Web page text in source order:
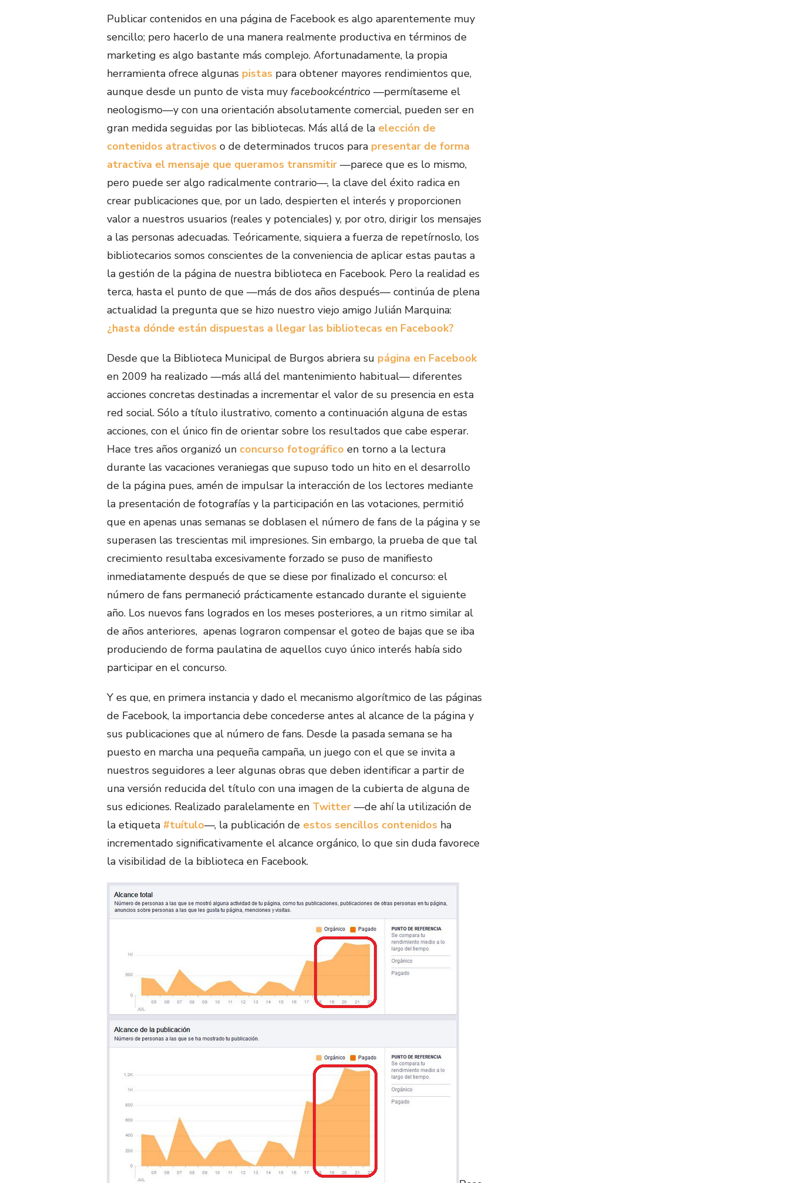
Publicar contenidos en una página de Facebook es algo aparentemente muy
sencillo; pero hacerlo de una manera realmente productiva en términos de
marketing es algo bastante más complejo. Afortunadamente, la propia
herramienta ofrece algunas pistas para obtener mayores rendimientos que,
aunque desde un punto de vista muy facebookcéntrico —permítaseme el
neologismo—y con una orientación absolutamente comercial, pueden ser en
gran medida seguidas por las bibliotecas. Más allá de la elección de
contenidos atractivos o de determinados trucos para presentar de forma
atractiva el mensaje que queramos transmitir —parece que es lo mismo,
pero puede ser algo radicalmente contrario—, la clave del éxito radica en
crear publicaciones que, por un lado, despierten el interés y proporcionen
valor a nuestros usuarios (reales y potenciales) y, por otro, dirigir los mensajes
a las personas adecuadas. Teóricamente, siquiera a fuerza de repetírnoslo, los
bibliotecarios somos conscientes de la conveniencia de aplicar estas pautas a
la gestión de la página de nuestra biblioteca en Facebook. Pero la realidad es
terca, hasta el punto de que —más de dos años después— continúa de plena
actualidad la pregunta que se hizo nuestro viejo amigo Julián Marquina:
¿hasta dónde están dispuestas a llegar las bibliotecas en Facebook?
Desde que la Biblioteca Municipal de Burgos abriera su página en Facebook
en 2009 ha realizado —más allá del mantenimiento habitual— diferentes
acciones concretas destinadas a incrementar el valor de su presencia en esta
red social. Sólo a título ilustrativo, comento a continuación alguna de estas
acciones, con el único fin de orientar sobre los resultados que cabe esperar.
Hace tres años organizó un concurso fotográfico en torno a la lectura
durante las vacaciones veraniegas que supuso todo un hito en el desarrollo
de la página pues, amén de impulsar la interacción de los lectores mediante
la presentación de fotografías y la participación en las votaciones, permitió
que en apenas unas semanas se doblasen el número de fans de la página y se
superasen las trescientas mil impresiones. Sin embargo, la prueba de que tal
crecimiento resultaba excesivamente forzado se puso de manifiesto
inmediatamente después de que se diese por finalizado el concurso: el
número de fans permaneció prácticamente estancado durante el siguiente
año. Los nuevos fans logrados en los meses posteriores, a un ritmo similar al
de años anteriores, apenas lograron compensar el goteo de bajas que se iba
produciendo de forma paulatina de aquellos cuyo único interés había sido
participar en el concurso.
Y es que, en primera instancia y dado el mecanismo algorítmico de las páginas
de Facebook, la importancia debe concederse antes al alcance de la página y
sus publicaciones que al número de fans. Desde la pasada semana se ha
puesto en marcha una pequeña campaña, un juego con el que se invita a
nuestros seguidores a leer algunas obras que deben identificar a partir de
una versión reducida del título con una imagen de la cubierta de alguna de
sus ediciones. Realizado paralelamente en Twitter —de ahí la utilización de
la etiqueta #tuítulo—, la publicación de estos sencillos contenidos ha
incrementado significativamente el alcance orgánico, lo que sin duda favorece
la visibilidad de la biblioteca en Facebook.